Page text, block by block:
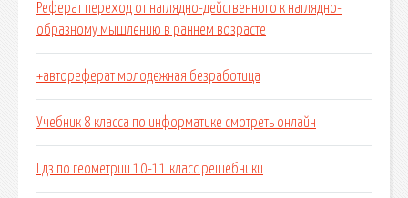
Реферат переход от наглядно-действенного к наглядно-
образному мышлению в раннем возрасте
+автореферат молодежная безработица
Учебник 8 класса по информатике смотреть онлайн
Гдз по геометрии 10-11 класс решебники